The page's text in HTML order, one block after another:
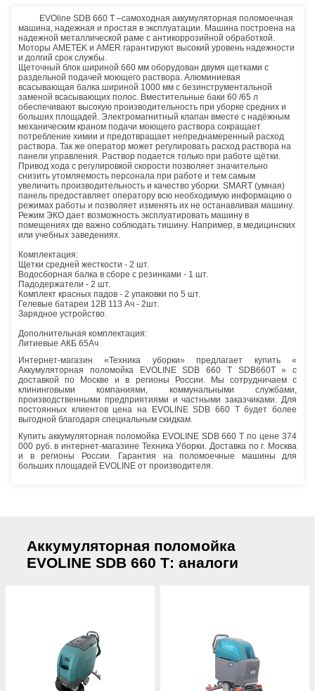
EVOline SDB 660 Т –самоходная аккумуляторная поломоечная
машина, надежная и простая в эксплуатации. Машина построена на
надежной металлической раме с антикоррозийной обработкой.
Моторы AMETEK и AMER гарантируют высокий уровень надежности
и долгий срок службы.
Щеточный блок шириной 660 мм оборудован двумя щетками с
раздельной подачей моющего раствора. Алюминиевая
всасывающая балка шириной 1000 мм с безинструментальной
заменой всасывающих полос. Вместительные баки 60 /65 л
обеспечивают высокую производительность при уборке средних и
больших площадей. Электромагнитный клапан вместе с надёжным
механическим краном подачи моющего раствора сокращает
потребление химии и предотвращает непреднамеренный расход
раствора. Так же оператор может регулировать расход раствора на
панели управления. Раствор подается только при работе щётки.
Привод хода с регулировкой скорости позволяет значительно
снизить утомляемость персонала при работе и тем самым
увеличить производительность и качество уборки. SMART (умная)
панель предоставляет оператору всю необходимую информацию о
режимах работы и позволяет изменять их не останавливая машину.
Режим ЭКО дает возможность эксплуатировать машину в
помещениях где важно соблюдать тишину. Например, в медицинских
или учебных заведениях.
Комплектация:
Щетки средней жесткости - 2 шт.
Водосборная балка в сборе с резинками - 1 шт.
Падодержатели - 2 шт.
Комплект красных падов - 2 упаковки по 5 шт.
Гелевые батареи 12В 113 Ач - 2шт.
Зарядное устройство.
Дополнительная комплектация:
Литиевые АКБ 65Ач
Интернет-магазин «Техника уборки» предлагает купить «
Аккумуляторная поломойка EVOLINE SDB 660 Т SDB660Т » с
доставкой по Москве и в регионы России. Мы сотрудничаем с
клининговыми компаниями, коммунальными службами,
производственными предприятиями и частными заказчиками. Для
постоянных клиентов цена на EVOLINE SDB 660 Т будет более
выгодной благодаря специальным скидкам.
Купить аккумуляторная поломойка EVOLINE SDB 660 Т по цене 374
000 руб. в интернет-магазине Техника Уборки. Доставка по г. Москва
и в регионы России. Гарантия на поломоечные машины для
больших площадей EVOLINE от производителя.
Аккумуляторная поломойка
EVOLINE SDB 660 Т: аналоги